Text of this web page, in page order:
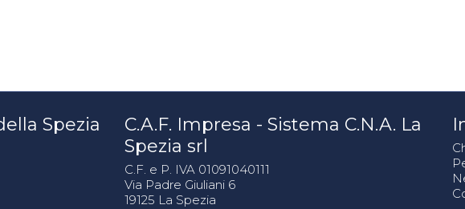
Spezia
C.A.F. Impresa - Sistema C.N.A. La
Spezia srl
C.F. e P. IVA 01091040111
Via Padre Giuliani 6
19125 La Spezia